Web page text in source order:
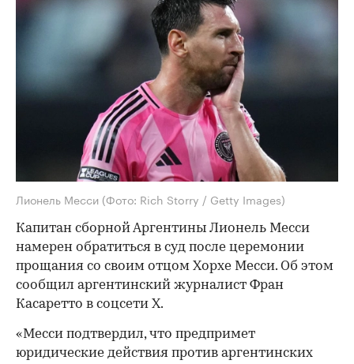
Лионель Месси (Фото: Rich Storry / Getty Images)
Капитан сборной Аргентины Лионель Месси
намерен обратиться в суд после церемонии
прощания со своим отцом Хорхе Месси. Об этом
сообщил аргентинский журналист Фран
Касаретто в соцсети X.
«Месси подтвердил, что предпримет
юридические действия против аргентинских